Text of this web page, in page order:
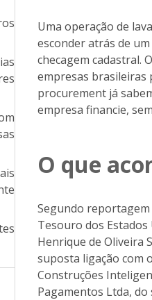
Uma operação de
esconder atrás de
checagem cadastral.
empresas brasileiras
procurement já
empresa financie,
O que
Segundo reportagem
Tesouro dos
Henrique de Oliveira
suposta ligação com
Construções
Pagamentos Ltda,